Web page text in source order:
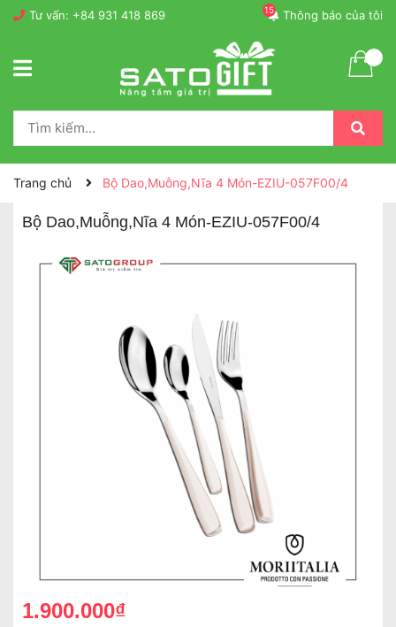
Tư vấn: +84 931 418 869 Thông báo của tôi
15
Trang chủ Bộ Dao,Muỗng,Nĩa 4 Món-EZIU-057F00/4
Bộ Dao,Muỗng,Nĩa 4 Món-EZIU-057F00/4
1.900.000₫